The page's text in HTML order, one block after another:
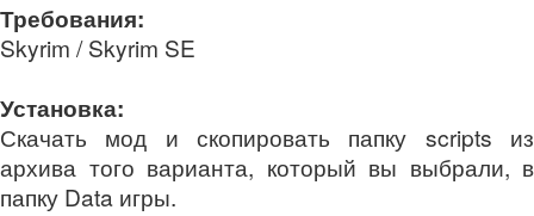
Требования:
Skyrim / Skyrim SE
Установка:
Скачать мод и скопировать папку scripts из
архива того варианта, который вы выбрали, в
папку Data игры.